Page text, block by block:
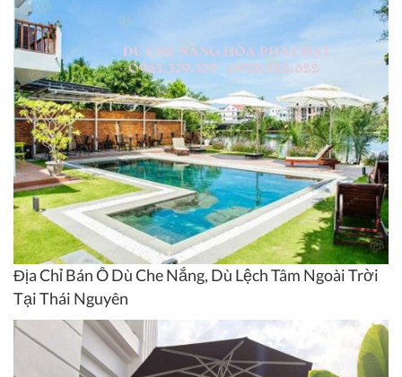
Địa Chỉ Bán Ô Dù Che Nắng, Dù Lệch Tâm Ngoài Trời
Tại Thái Nguyên